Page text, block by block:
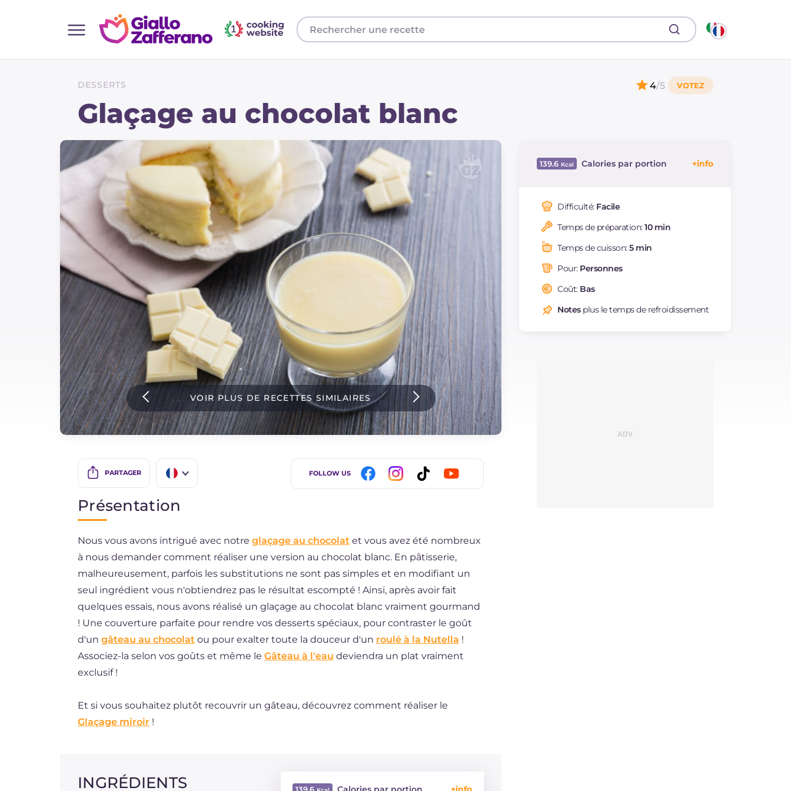
Toutes les recettes
Plats principaux
Boissons et rafraîchissements
Accompagnement
Pizzas et focaccia
Gateaux et patisserie
Dernieres recettes
IT Website
Instagram
YouTube
DESSERTS
Glaçage au chocolat blanc
4/5
VOIR PLUS DE RECETTES SIMILAIRES
PARTAGER
ES
DE
NL
FOLLOW US
139.6 Calories par portion
Dont sucres
Protéine g
Graisses
saturés
Fibre
Cholestérol
Sodium mg 11.9
Difficulté: Facile
Temps de préparation:10 min
Temps de cuisson:5 min
Pour: Personnes
Coût: Bas
Notesplus le temps de refroidissement
Présentation
Nous vous avons intrigué avec notre glaçage au chocolat et vous avez été nombreux
à nous demander comment réaliser une version au chocolat blanc. En pâtisserie,
malheureusement, parfois les substitutions ne sont pas simples et en modifiant un
seul ingrédient vous n'obtiendrez pas le résultat escompté ! Ainsi, après avoir fait
quelques essais, nous avons réalisé un glaçage au chocolat blanc vraiment gourmand
! Une couverture parfaite pour rendre vos desserts spéciaux, pour contraster le goût
d'un gâteau au chocolat ou pour exalter toute la douceur d'un roulé à la Nutella !
Associez-la selon vos goûts et même le Gâteau à l'eau deviendra un plat vraiment
exclusif !
Et si vous souhaitez plutôt recouvrir un gâteau, découvrez comment réaliser le
Glaçage miroir !
INGRÉDIENTS